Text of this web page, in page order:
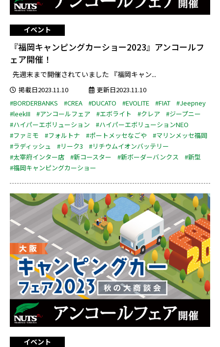
イベント
『福岡キャンピングカーショー2023』アンコールフ
ェア開催！
先週末まで開催されていました 『福岡キャン...
掲載日2023.11.10
更新日2023.11.10
#BORDERBANKS
#CREA #DUCATO #EVOLITE #FIAT
#Jeepney
#leekIII
#アンコールフェア #エボライト #クレア
#ジープニー
#ハイパーエボリューション
#ハイパーエボリューションNEO
#ファミモ
#フォルトナ #ポートメッセなごや
#マリンメッセ福岡
#ラディッシュ
#リーク3
#リチウムイオンバッテリー
#太宰府インター店
#新コースター #新ボーダーバンクス
#新型
#福岡キャンピングカーショー
イベント